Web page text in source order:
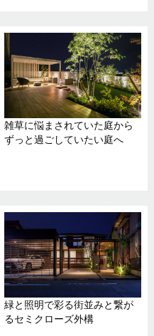
雑草に悩まされていた庭から
ずっと過ごしていたい庭へ
緑と照明で彩る街並みと繋が
るセミクローズ外構